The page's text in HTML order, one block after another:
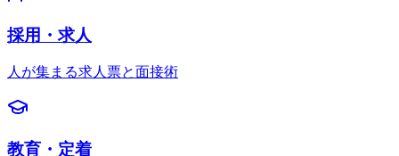
採用・求人
人が集まる求人票と面接術
教育・定着